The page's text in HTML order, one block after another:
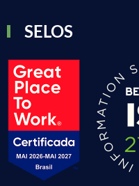
SELOS